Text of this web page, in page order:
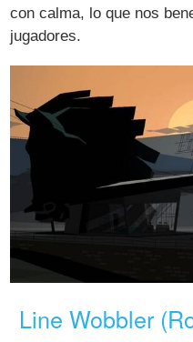
con calma, lo que nos
jugadores.
Line Wobbler